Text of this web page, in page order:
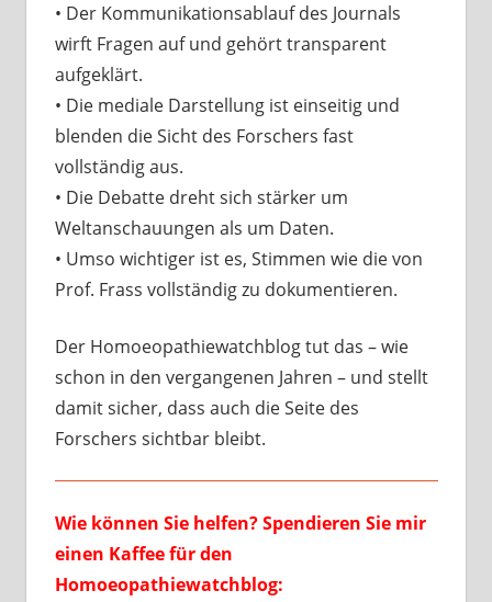
• Der Kommunikationsablauf des Journals
wirft Fragen auf und gehört transparent
aufgeklärt.
• Die mediale Darstellung ist einseitig und
blenden die Sicht des Forschers fast
vollständig aus.
• Die Debatte dreht sich stärker um
Weltanschauungen als um Daten.
• Umso wichtiger ist es, Stimmen wie die von
Prof. Frass vollständig zu dokumentieren.
Der Homoeopathiewatchblog tut das – wie
schon in den vergangenen Jahren – und stellt
damit sicher, dass auch die Seite des
Forschers sichtbar bleibt.
Wie können Sie helfen? Spendieren Sie mir
einen Kaffee für den
Homoeopathiewatchblog: